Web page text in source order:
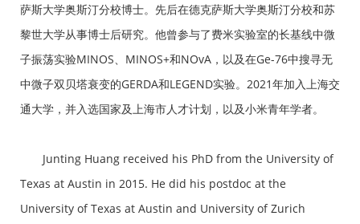
萨斯大学奥斯汀分校博士。先后在德克萨斯大学奥斯汀分校和苏
黎世大学从事博士后研究。他曾参与了费米实验室的长基线中微
子振荡实验MINOS、MINOS+和NOvA，以及在Ge-76中搜寻无
中微子双贝塔衰变的GERDA和LEGEND实验。2021年加入上海交
通大学，并入选国家及上海市人才计划，以及小米青年学者。
Junting Huang received his PhD from the University of
Texas at Austin in 2015. He did his postdoc at the
University of Texas at Austin and University of Zurich